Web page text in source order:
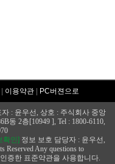
이용약관| PC버젼으로
: 윤우선, 상호 : 주식회사 중앙
동 2층[10949 ], Tel : 1800-6110,
확인] 정보 보호 담당자 : 윤우선,
Reserved Any questions to
증한 표준약관을 사용합니다.